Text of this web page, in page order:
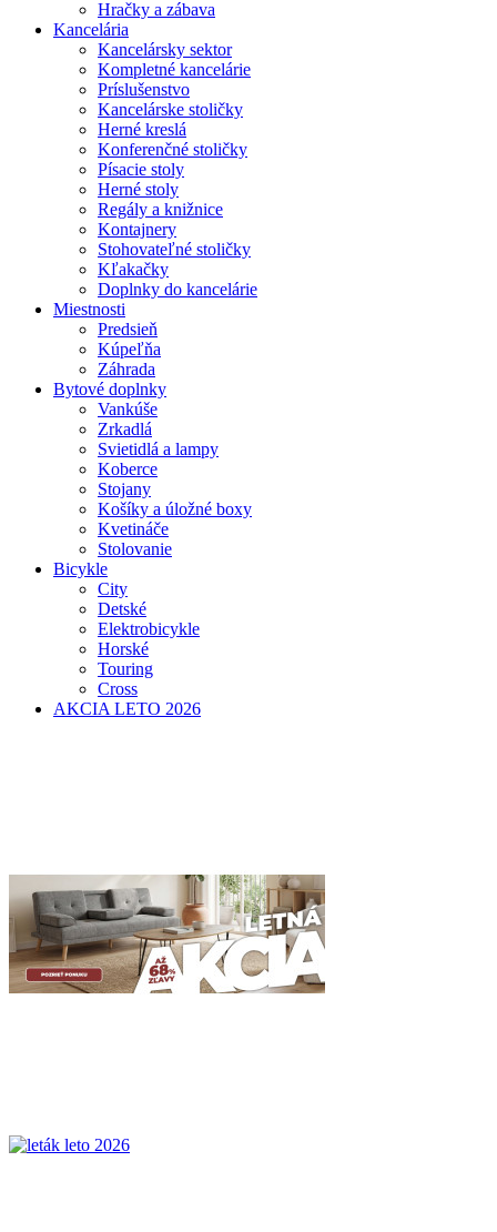
Hračky a zábava
Kancelária
Kancelársky sektor
Kompletné kancelárie
Príslušenstvo
Kancelárske stoličky
Herné kreslá
Konferenčné stoličky
Písacie stoly
Herné stoly
Regály a knižnice
Kontajnery
Stohovateľné stoličky
Kľakačky
Doplnky do kancelárie
Miestnosti
Predsieň
Kúpeľňa
Záhrada
Bytové doplnky
Vankúše
Zrkadlá
Svietidlá a lampy
Koberce
Stojany
Košíky a úložné boxy
Kvetináče
Stolovanie
Bicykle
City
Detské
Elektrobicykle
Horské
Touring
Cross
AKCIA LETO 2026